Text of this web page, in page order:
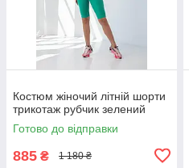
Костюм жіночий літній шорти
трикотаж рубчик зелений
Готово до відправки
885 ₴ 1 180 ₴